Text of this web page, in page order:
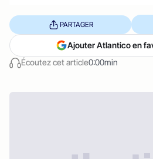
Écoutez cet article0:00min
PARTAGER
Ajouter Atlantico en